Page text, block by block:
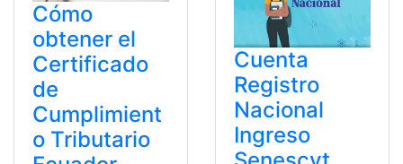
Cómo
obtener el
Certificado
de
Cumplimient
o Tributario
Cuenta
Registro
Nacional
Ingreso